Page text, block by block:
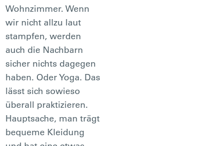
Wohnzimmer. Wenn
wir nicht allzu laut
stampfen, werden
auch die Nachbarn
sicher nichts dagegen
haben. Oder Yoga. Das
lässt sich sowieso
überall praktizieren.
Hauptsache, man trägt
bequeme Kleidung